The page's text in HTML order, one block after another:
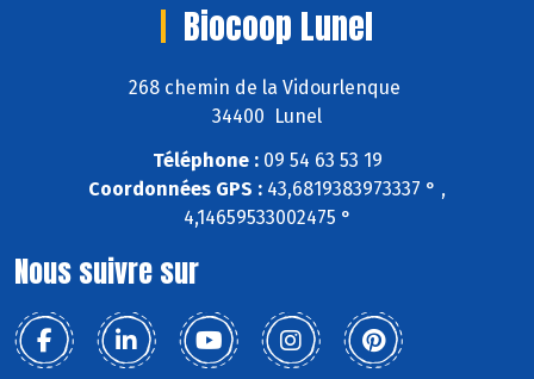
Biocoop Lunel
268 chemin de la Vidourlenque
34400 Lunel
Téléphone :09 54 63 53 19
Coordonnées GPS : 43,6819383973337 ° ,
4,14659533002475 °
Nous suivre sur